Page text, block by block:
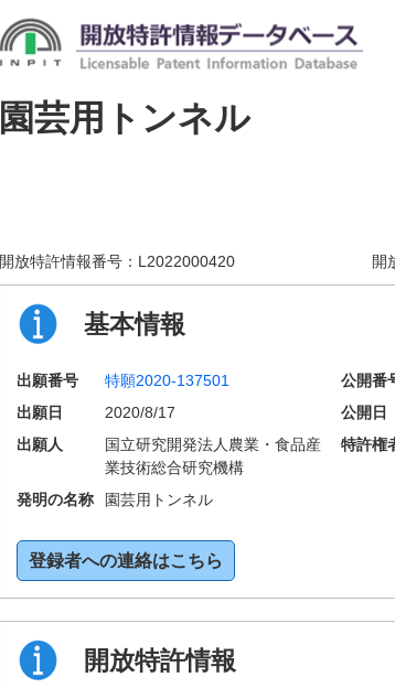
園芸用トンネル
開放特許情報番号： L2022000420 開
基本情報
出願番号 特願2020-137501 公開番
出願日
2020/8/17 公開日
出願人
国立研究開発法人農業・食品産
業技術総合研究機構
特許権
発明の名称 園芸用トンネル
登録者への連絡はこちら
開放特許情報